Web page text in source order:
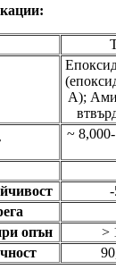
А);
~
опън
>